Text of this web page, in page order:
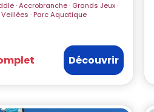
Jeux ·
Wakeboard · Veillées · Parc Aquatique
Découvrir